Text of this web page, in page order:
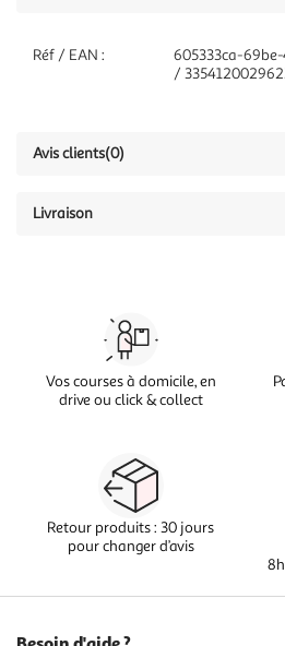
Réf / EAN :
605333ca-
/
Avis clients(0)
Livraison
Vos courses à domicile, en
drive ou click & collect
Retour produits : 30 jours
pour changer d’avis